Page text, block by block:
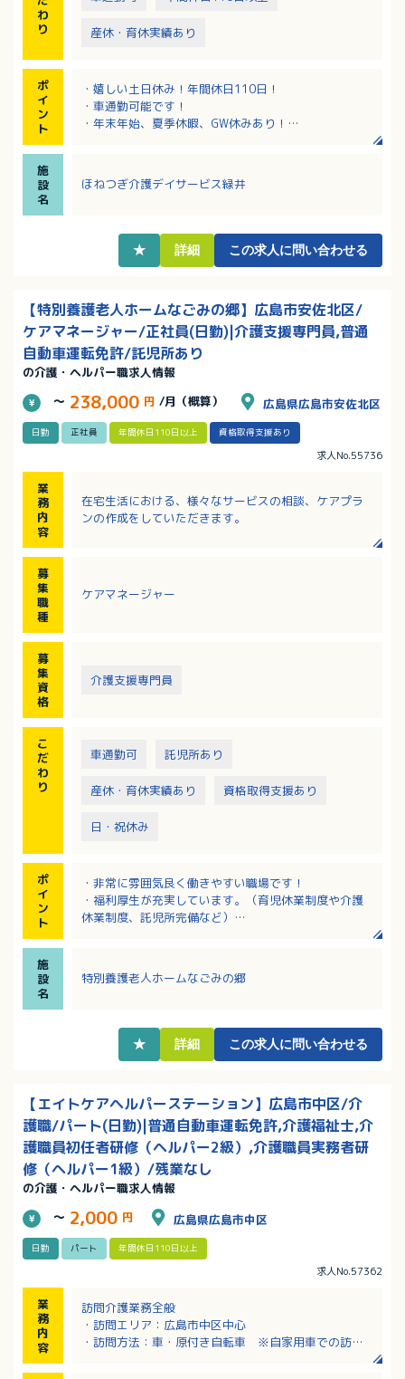
〇管理・相談業務7：介護業務3
わ
り
産休・育休実績あり
ポ
イ
ン
ト
・嬉しい土日休み！年間休日110日！
・車通勤可能です！
・年末年始、夏季休暇、GW休みあり！
施
設
名
ほねつぎ介護デイサービス緑井
★ 詳細 この求人に問い合わせる
【特別養護老人ホームなごみの郷】広島市安佐北区/
ケアマネージャー/正社員(日勤)|介護支援専門員,普通
自動車運転免許/託児所あり
の介護・ヘルパー職求人情報
～ 238,000 円 /月（概算） 広島県広島市安佐北区
日勤 正社員 年間休日110日以上 資格取得支援あり
求人No.55736
業
務
内
容
在宅生活における、様々なサービスの相談、ケアプラ
ンの作成をしていただきます。
募
集
職
種
ケアマネージャー
募
集
資
格
介護支援専門員
こ
だ
わ
り
車通勤可 託児所あり
産休・育休実績あり 資格取得支援あり
日・祝休み
ポ
イ
ン
ト
・非常に雰囲気良く働きやすい職場です！
・福利厚生が充実しています。（育児休業制度や介護
休業制度、託児所完備など）
施
設
名
特別養護老人ホームなごみの郷
★ 詳細 この求人に問い合わせる
【エイトケアヘルパーステーション】広島市中区/介
護職/パート(日勤)|普通自動車運転免許,介護福祉士,介
護職員初任者研修（ヘルパー2級）,介護職員実務者研
修（ヘルパー1級）/残業なし
の介護・ヘルパー職求人情報
～ 2,000 円 広島県広島市中区
日勤 パート 年間休日110日以上
求人No.57362
業
務
内
容
訪問介護業務全般
・訪問エリア：広島市中区中心
・訪問方法：車・原付き自転車 ※自家用車での訪問